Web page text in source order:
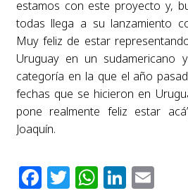
estamos con este proyecto y,
todas llega a su lanzamiento
Muy feliz de estar
Uruguay en un sudamericano
categoría en la que el año
fechas que se hicieron en
pone realmente feliz estar
Joaquín.
Facebook
Twitter